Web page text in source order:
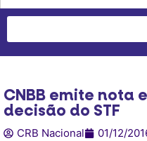
CNBB emite nota
decisão do STF
CRB Nacional 01/12/